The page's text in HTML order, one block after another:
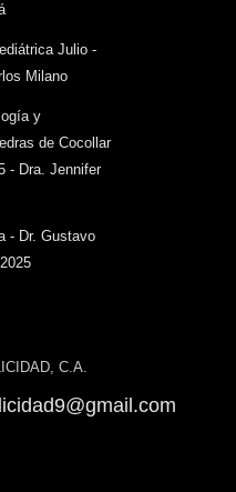
Julio -
Milano
y
de Cocollar
- Dra. Jennifer
- Dr. Gustavo
C.A.